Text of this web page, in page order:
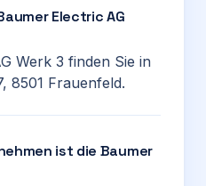
Electric AG
Werk 3 finden Sie in
8501 Frauenfeld.
ist die Baumer